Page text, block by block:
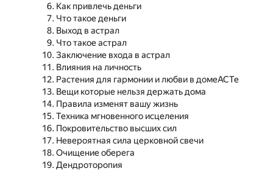
Как привлечь деньги
Что такое деньги
Выход в астрал
Что такое астрал
Заключение входа в астрал
Влияния на личность
Растения для гармонии и любви в домеАСТе
Вещи которые нельзя держать дома
Правила изменят вашу жизнь
Техника мгновенного исцеления
Покровительство высших сил
Невероятная сила церковной свечи
Очищение оберега
Дендроторопия